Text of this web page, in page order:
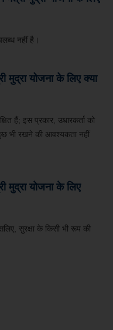
नहीं है।
मुद्रा योजना के लिए क्या
हैं; इस प्रकार, उधारकर्ता को
भी रखने की आवश्यकता नहीं
मुद्रा योजना के लिए
सुरक्षा के किसी भी रूप की